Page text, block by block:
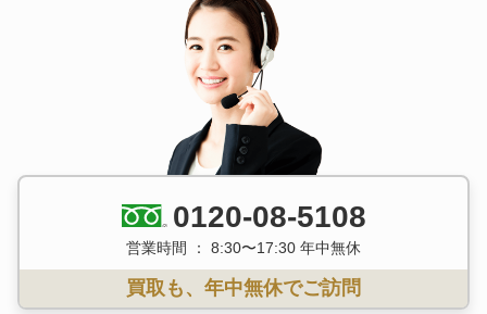
0120-08-5108
営業時間 ： 8:30〜17:30 年中無休
買取も、年中無休でご訪問